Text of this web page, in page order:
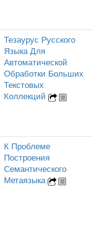
Тезаурус Русского
Языка Для
Автоматической
Обработки Больших
Текстовых
Коллекций
К Проблеме
Построения
Семантического
Метаязыка